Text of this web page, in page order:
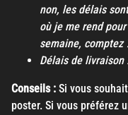
non, les délais
où je me rend
semaine,
Délais de
Conseils : Si vous
poster. Si vous préférez